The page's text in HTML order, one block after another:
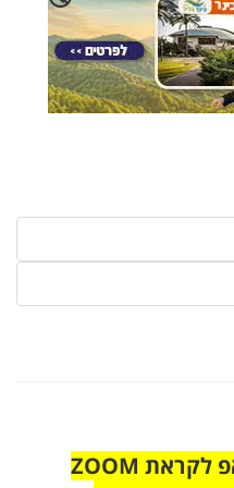
הצטרפו לקבוצת הוואטסאפ לקראת ZOOM